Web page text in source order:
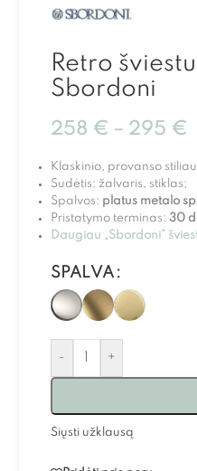
Retro
Sbordoni
258 € – 295 €
Klaskinio, provanso
Sudėtis: žalvaris, stiklas;
Spalvos: platus metalo
Pristatymo terminas: 30
Daugiau „Sbordoni”
SPALVA
- +
Siųsti užklausą